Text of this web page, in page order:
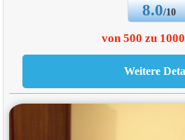
8.0/10
von 500 zu